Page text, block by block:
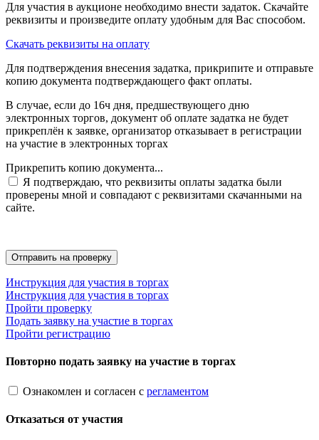
Для участия в аукционе необходимо внести задаток. Скачайте
реквизиты и произведите оплату удобным для Вас способом.
Скачать реквизиты на оплату
Для подтверждения внесения задатка, прикрипите и отправьте
копию документа подтверждающего факт оплаты.
В случае, если до 16ч дня, предшествующего дню
электронных торгов, документ об оплате задатка не будет
прикреплён к заявке, организатор отказывает в регистрации
на участие в электронных торгах
Прикрепить копию документа...
Я подтверждаю, что реквизиты оплаты задатка были
проверены мной и совпадают с реквизитами скачанными на
сайте.
Инструкция для участия в торгах
Инструкция для участия в торгах
Пройти проверку
Подать заявку на участие в торгах
Пройти регистрацию
Повторно подать заявку на участие в торгах
Ознакомлен и согласен с регламентом
Отказаться от участия